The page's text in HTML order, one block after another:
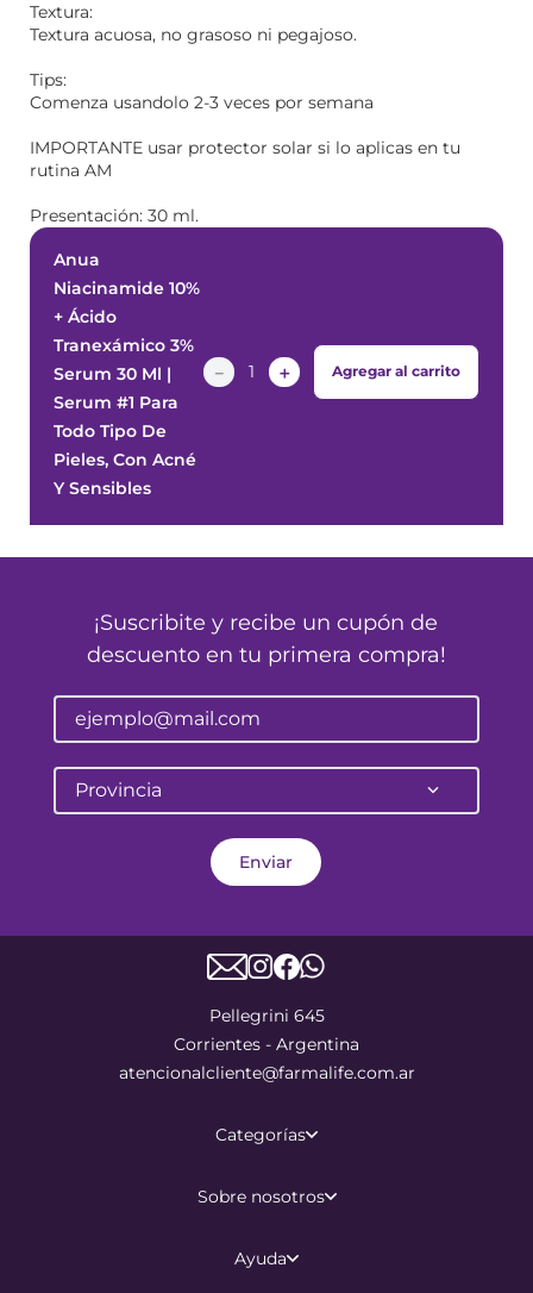
Textura:
Textura acuosa, no grasoso ni pegajoso.
Tips:
Comenza usandolo 2-3 veces por semana
IMPORTANTE usar protector solar si lo aplicas en tu
rutina AM
Presentación: 30 ml.
Anua
Niacinamide 10%
+ Ácido
Tranexámico 3%
Serum 30 Ml |
Serum #1 Para
Todo Tipo De
Pieles, Con Acné
Y Sensibles
＋
－ Agregar al carrito
¡Suscribite y recibe un cupón de
descuento en tu primera compra!
Provincia
Enviar
Pellegrini 645
Corrientes - Argentina
atencionalcliente@farmalife.com.ar
Categorías
Sobre nosotros
Ayuda